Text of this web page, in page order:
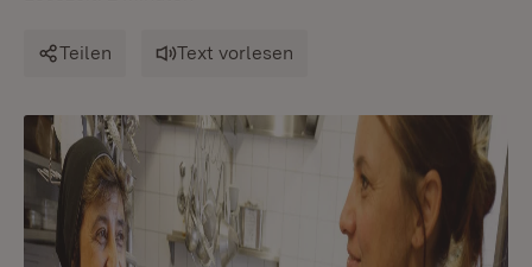
Teilen Text vorlesen